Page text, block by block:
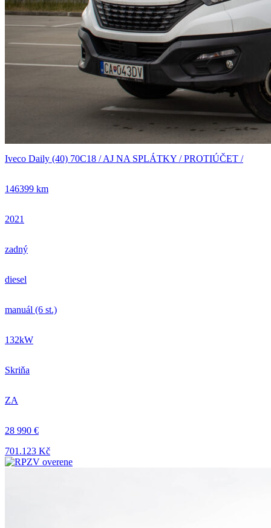
Iveco Daily (40) 70C18 / AJ NA SPLÁTKY / PROTIÚČET /
146399 km
2021
zadný
diesel
manuál (6 st.)
132kW
Skriňa
ZA
28 990 €
701.123 Kč